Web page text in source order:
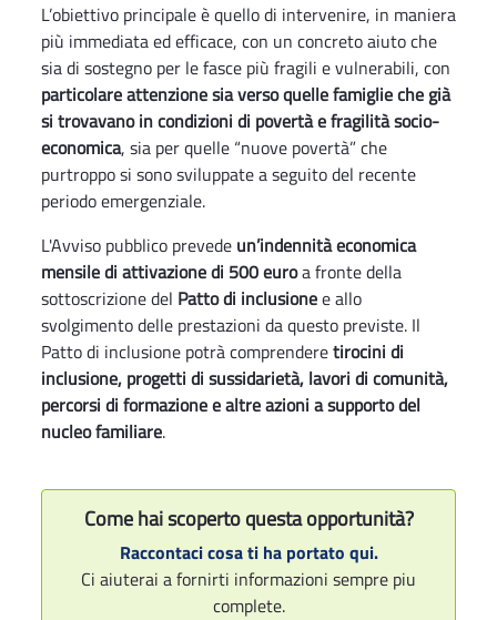
L’obiettivo principale è quello di intervenire, in maniera
più immediata ed efficace, con un concreto aiuto che
sia di sostegno per le fasce più fragili e vulnerabili, con
particolare attenzione sia verso quelle famiglie che già
si trovavano in condizioni di povertà e fragilità socio-
economica, sia per quelle “nuove povertà” che
purtroppo si sono sviluppate a seguito del recente
periodo emergenziale.
L'Avviso pubblico prevede un’indennità economica
mensile di attivazione di 500 euroa fronte della
sottoscrizione del Patto di inclusionee allo
svolgimento delle prestazioni da questo previste. Il
Patto di inclusione potrà comprenderetirocini di
inclusione, progetti di sussidarietà, lavori di comunità,
percorsi di formazione e altre azioni a supporto del
nucleo familiare.
Come hai scoperto questa opportunità?
Raccontaci cosa ti ha portato qui.
Ci aiuterai a fornirti informazioni sempre piu
complete.